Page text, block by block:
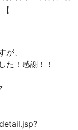
が、
た！感謝！！